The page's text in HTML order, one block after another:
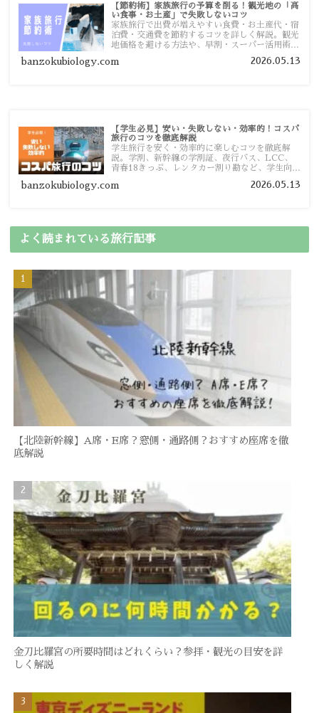
【節約術】家族旅行の予算を削る！観光地の「高
い食事・お土産」で失敗しないコツ
家族旅行で出費が増えやすい食費・お土産代・宿
泊費・交通費を節約するコツを詳しく解説。観光
地価格を避ける方法や、早割・スーパー活用術、
banzokubiology.com 2026.05.13
【学生必見】安い・失敗しない・効率的！コスパ
旅行のコツを徹底解説
学生旅行を安く・効率的に楽しむコツを徹底解
説。学割、新幹線の学割証、夜行バス、LCC、
青春18きっぷ、レンタカー割り勘など、学生向け
banzokubiology.com 2026.05.13
よく読まれている旅行記事
【北陸新幹線】A席・E席？窓側・通路側？おすすめ座席を徹
底解説
金刀比羅宮の所要時間はどれくらい？参拝・観光の目安を詳
しく解説